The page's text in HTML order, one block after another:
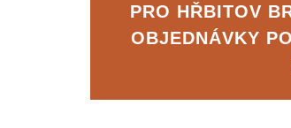
PRO HŘBITOV
OBJEDNÁVKY